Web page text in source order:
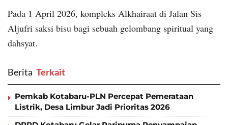
Pada 1 April 2026, kompleks Alkhairaat di Jalan Sis
Aljufri saksi bisu bagi sebuah gelombang spiritual yang
dahsyat.
Berita ‎ Terkait
Pemkab Kotabaru-PLN Percepat Pemerataan
Listrik, Desa Limbur Jadi Prioritas 2026